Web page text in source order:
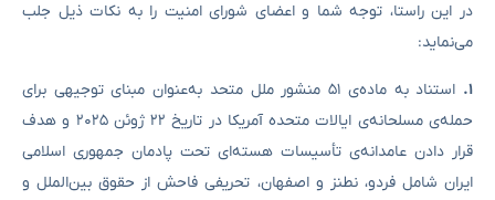
در این راستا، توجه شما و اعضای شورای امنیت را به نکات ذیل جلب
می‌نماید:
۱.
استناد به ماده‌ی ۵۱ منشور ملل متحد به‌عنوان مبنای توجیهی برای
حمله‌ی مسلحانه‌ی ایالات متحده آمریکا در تاریخ ۲۲ ژوئن ۲۰۲۵ و هدف
قرار دادن عامدانه‌ی تأسیسات هسته‌ای تحت پادمان جمهوری اسلامی
ایران شامل فردو، نطنز و اصفهان، تحریفی فاحش از حقوق بین‌الملل و